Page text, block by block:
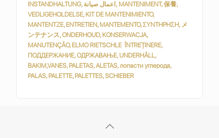
INSTANDHALTUNG, اعمال صيانة, MANTENIMENT, 保養,
VEDLIGEHOLDELSE, KIT DE MANTENIMIENTO,
MANTENTZE, ENTRETIEN, MANTEMENTO, ΣΥΝΤΗΡΗΣΗ, メ
ンテナンス, ONDERHOUD, KONSERWACJA,
MANUTENÇÃO, ELMO RIETSCHLE ÎNTREȚINERE,
ПОДДЕРЖАНИЕ, ОДРЖАВАЊЕ, UNDERHÅLL,
BAKIM,VANES, PALETAS, ALETAS, лопасти углерода,
PALAS, PALETTE, PALETTES, SCHIEBER